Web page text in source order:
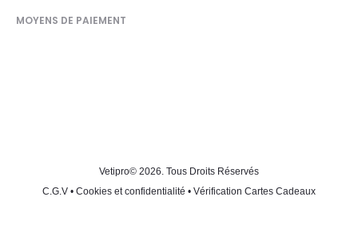
MOYENS DE PAIEMENT
Vetipro© 2026. Tous Droits Réservés
C.G.V • Cookies et confidentialité • Vérification Cartes Cadeaux